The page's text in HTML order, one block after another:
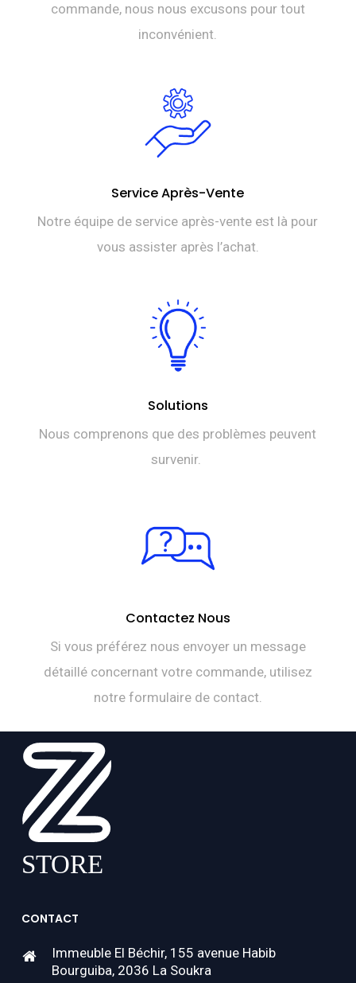
commande, nous nous excusons pour tout
inconvénient.
Service Après-Vente
Notre équipe de service après-vente est là pour
vous assister après l’achat.
Solutions
Nous comprenons que des problèmes peuvent
survenir.
Contactez Nous
Si vous préférez nous envoyer un message
détaillé concernant votre commande, utilisez
notre formulaire de contact.
CONTACT
Immeuble El Béchir, 155 avenue Habib
Bourguiba, 2036 La Soukra